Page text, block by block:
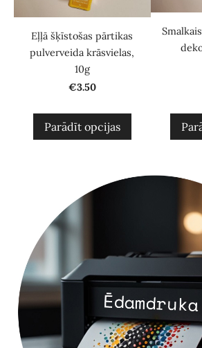
Eļļā šķīstošas pārtikas
pulverveida krāsvielas,
10g
€3.50
Parādīt opcijas